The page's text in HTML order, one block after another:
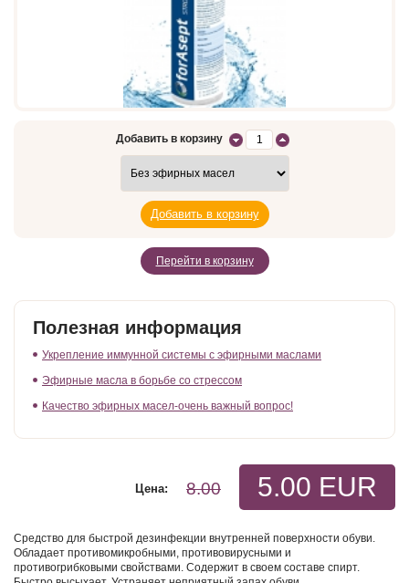
Добавить в корзину
Перейти в корзину
Полезная информация
Укрепление иммунной системы с эфирными маслами
Эфирные масла в борьбе со стрессом
Качество эфирных масел-очень важный вопрос!
5.00 EUR
8.00
Цена:
Средство для быстрой дезинфекции внутренней поверхности обуви.
Обладает противомикробными, противовирусными и
противогрибковыми свойствами. Содержит в своем составе спирт.